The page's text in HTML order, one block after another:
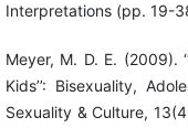
Interpretations (pp. 19-
Meyer, M. D. E. (2009).
Kids’’: Bisexuality,
Sexuality & Culture,